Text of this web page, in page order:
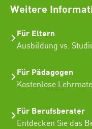
Weitere
Für Eltern
Ausbildung vs.
Für Pädagogen
Kostenlose
Für Berufsberater
Entdecken Sie das